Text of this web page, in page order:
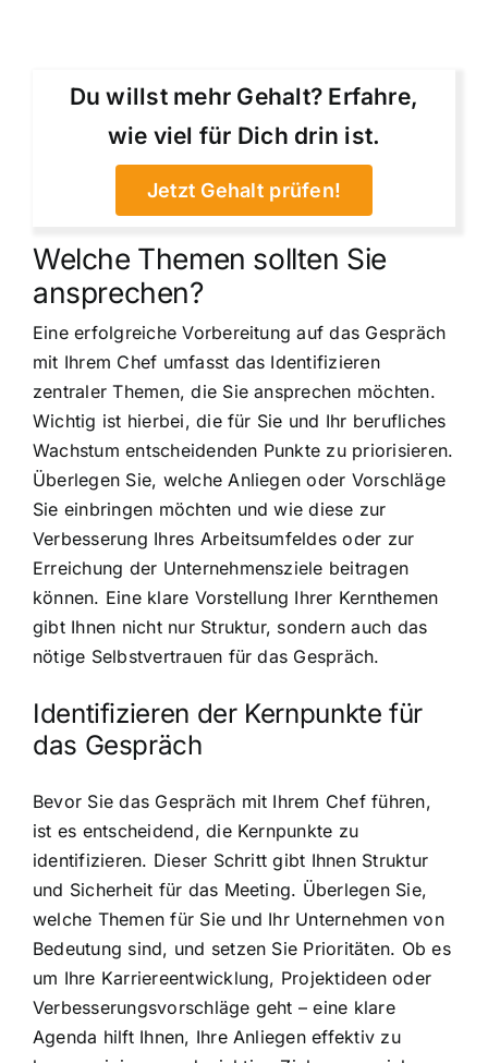
Du willst mehr Gehalt? Erfahre,
wie viel für Dich drin ist.
Jetzt Gehalt prüfen!
Welche Themen sollten Sie
ansprechen?
Eine erfolgreiche Vorbereitung auf das Gespräch
mit Ihrem Chef umfasst das Identifizieren
zentraler Themen, die Sie ansprechen möchten.
Wichtig ist hierbei, die für Sie und Ihr berufliches
Wachstum entscheidenden Punkte zu priorisieren.
Überlegen Sie, welche Anliegen oder Vorschläge
Sie einbringen möchten und wie diese zur
Verbesserung Ihres Arbeitsumfeldes oder zur
Erreichung der Unternehmensziele beitragen
können. Eine klare Vorstellung Ihrer Kernthemen
gibt Ihnen nicht nur Struktur, sondern auch das
nötige Selbstvertrauen für das Gespräch.
Identifizieren der Kernpunkte für
das Gespräch
Bevor Sie das Gespräch mit Ihrem Chef führen,
ist es entscheidend, die Kernpunkte zu
identifizieren. Dieser Schritt gibt Ihnen Struktur
und Sicherheit für das Meeting. Überlegen Sie,
welche Themen für Sie und Ihr Unternehmen von
Bedeutung sind, und setzen Sie Prioritäten. Ob es
um Ihre Karriereentwicklung, Projektideen oder
Verbesserungsvorschläge geht – eine klare
Agenda hilft Ihnen, Ihre Anliegen effektiv zu